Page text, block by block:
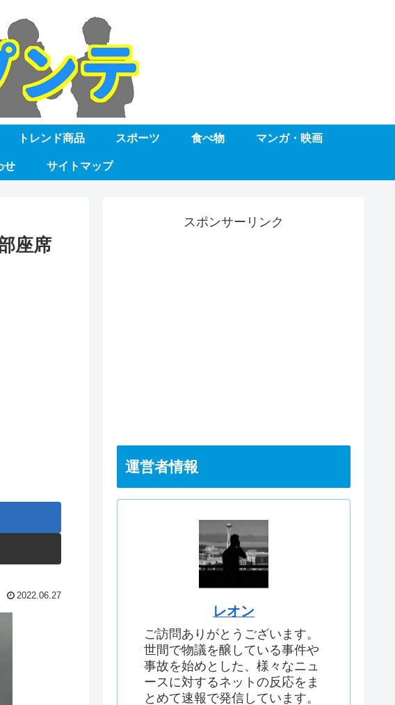
トレンド商品 スポーツ 食べ物 マンガ・映画
せ サイトマップ
座席
2022.06.27
スポンサーリンク
運営者情報
レオン
ご訪問ありがとうございます。
世間で物議を醸している事件や
事故を始めとした、様々なニュ
ースに対するネットの反応をま
とめて速報で発信しています。